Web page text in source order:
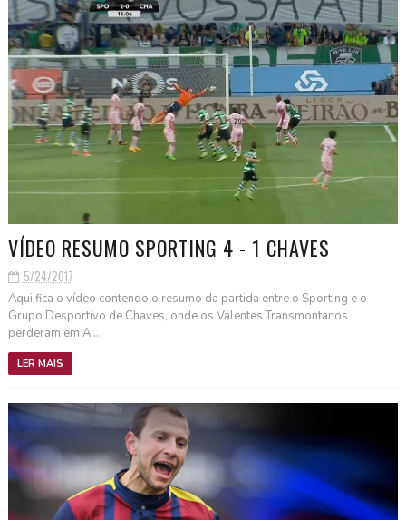
VÍDEO RESUMO SPORTING 4 - 1 CHAVES
5/24/2017
Aqui fica o vídeo contendo o resumo da partida entre o Sporting e o
Grupo Desportivo de Chaves, onde os Valentes Transmontanos
perderam em A...
LER MAIS